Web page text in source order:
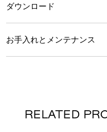
ダウンロード
お手入れとメンテナンス
RELATED